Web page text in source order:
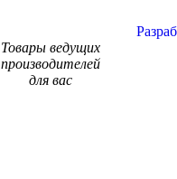
Товары ведущих
производителей
для вас